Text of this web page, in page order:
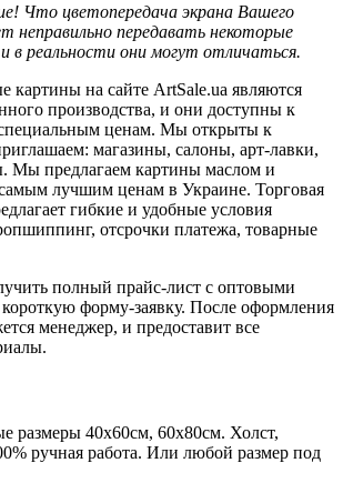
Что цветопередача экрана Вашего
неправильно передавать некоторые
в реальности они могут отличаться.
картины на сайте ArtSale.ua являются
производства, и они доступны к
ценам. Мы открыты к
магазины, салоны, арт-лавки,
Мы предлагаем картины маслом и
лучшим ценам в Украине. Торговая
гибкие и удобные условия
отсрочки платежа, товарные
полный прайс-лист с оптовыми
форму-заявку. После оформления
менеджер, и предоставит все
размеры 40х60см, 60х80см. Холст,
ручная работа. Или любой размер под